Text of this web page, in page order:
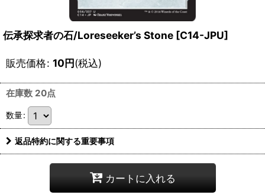
伝承探求者の石/Loreseeker’s Stone [C14-JPU]
販売価格: 10円(税込)
在庫数 20点
数量:
返品特約に関する重要事項
カートに入れる